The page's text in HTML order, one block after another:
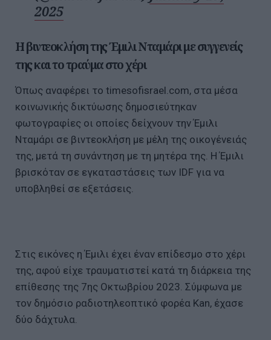
2025
Η βιντεοκλήση της Έμιλι Νταμάρι με συγγενείς
της και το τραύμα στο χέρι
Όπως αναφέρει το timesofisrael.com, στα μέσα
κοινωνικής δικτύωσης δημοσιεύτηκαν
φωτογραφίες οι οποίες δείχνουν την Έμιλι
Νταμάρι σε βιντεοκλήση με μέλη της οικογένειάς
της, μετά τη συνάντηση με τη μητέρα της. Η Έμιλι
βρισκόταν σε εγκαταστάσεις των IDF για να
υποβληθεί σε εξετάσεις.
Στις εικόνες η Έμιλι έχει έναν επίδεσμο στο χέρι
της, αφού είχε τραυματιστεί κατά τη διάρκεια της
επίθεσης της 7ης Οκτωβρίου 2023. Σύμφωνα με
τον δημόσιο ραδιοτηλεοπτικό φορέα Kan, έχασε
δύο δάχτυλα.